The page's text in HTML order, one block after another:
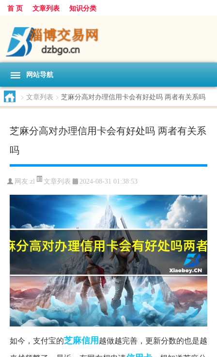
首 页 文章列表 知识分类
网站导航
> 文章列表 > 芝麻分高对办理信用卡会有好处吗 两者有关系吗
芝麻分高对办理信用卡会有好处吗 两者有关系
吗
网友:zl 文章列表 2024-08-31 01:38:53
如今，支付宝的芝麻信用越做越完善，更新分数的也是越